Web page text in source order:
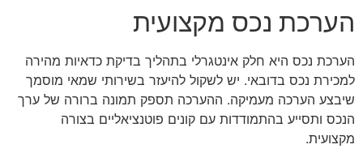
הערכת נכס מקצועית
הערכת נכס היא חלק אינטגרלי בתהליך בדיקת כדאיות מהירה
למכירת נכס בדובאי. יש לשקול להיעזר בשירותי שמאי מוסמך
שיבצע הערכה מעמיקה. ההערכה תספק תמונה ברורה של ערך
הנכס ותסייע בהתמודדות עם קונים פוטנציאליים בצורה
מקצועית.